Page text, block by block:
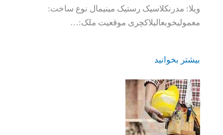
ویلا: مدرنکلاسیک رستیک مینیمال نوع ساخت:
معمولیخوبعالیلاکچری موقعیت ملک:…
بیشتر بخوانید